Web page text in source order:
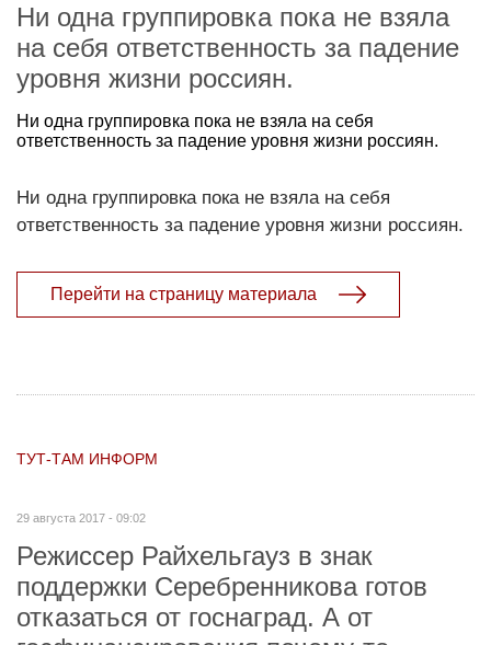
Ни одна группировка пока не взяла
на себя ответственность за падение
уровня жизни россиян.
Ни одна группировка пока не взяла на себя
ответственность за падение уровня жизни россиян.
Ни одна группировка пока не взяла на себя
ответственность за падение уровня жизни россиян.
Перейти на страницу материала
ТУТ-ТАМ ИНФОРМ
29 августа 2017 - 09:02
Режиссер Райхельгауз в знак
поддержки Серебренникова готов
отказаться от госнаград. А от